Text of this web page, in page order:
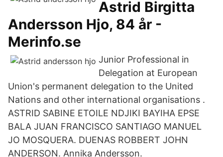
Astrid Birgitta
Andersson Hjo, 84 år -
Merinfo.se
Junior Professional in
Delegation at European
Union's permanent delegation to the United
Nations and other international organisations .
ASTRID SABINE ETOILE NDJIKI BAYIHA EPSE
BALA JUAN FRANCISCO SANTIAGO MANUEL
JO MOSQUERA. DUENAS ROBBERT JOHN
ANDERSON. Annika Andersson.